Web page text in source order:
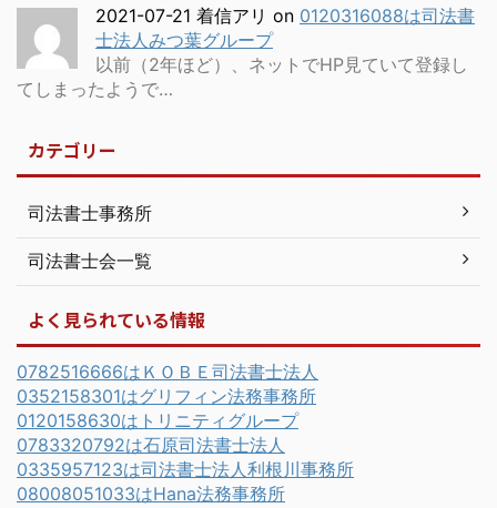
2021-07-21 着信アリ on 0120316088は司法書
士法人みつ葉グループ
以前（2年ほど）、ネットでHP見ていて登録し
てしまったようで…
カテゴリー
司法書士事務所
司法書士会一覧
よく見られている情報
0782516666はＫＯＢＥ司法書士法人
0352158301はグリフィン法務事務所
0120158630はトリニティグループ
0783320792は石原司法書士法人
0335957123は司法書士法人利根川事務所
08008051033はHana法務事務所